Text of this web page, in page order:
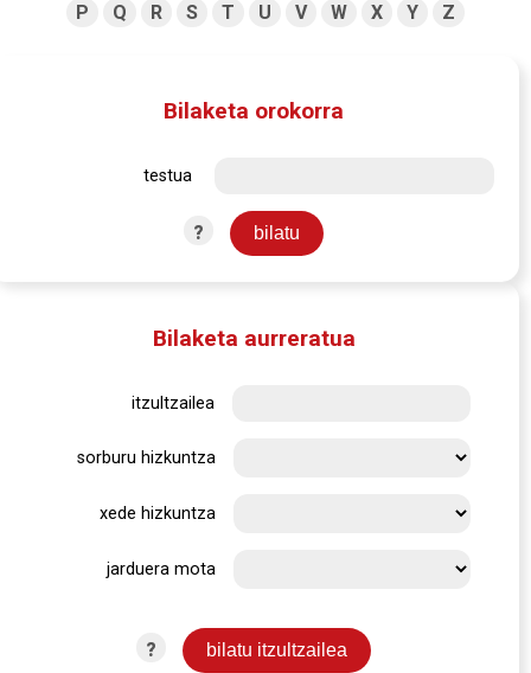
P
Q R S T U V W X Y Z
Bilaketa orokorra
testua
?
Bilaketa aurreratua
itzultzailea
sorburu hizkuntza
xede hizkuntza
jarduera mota
?